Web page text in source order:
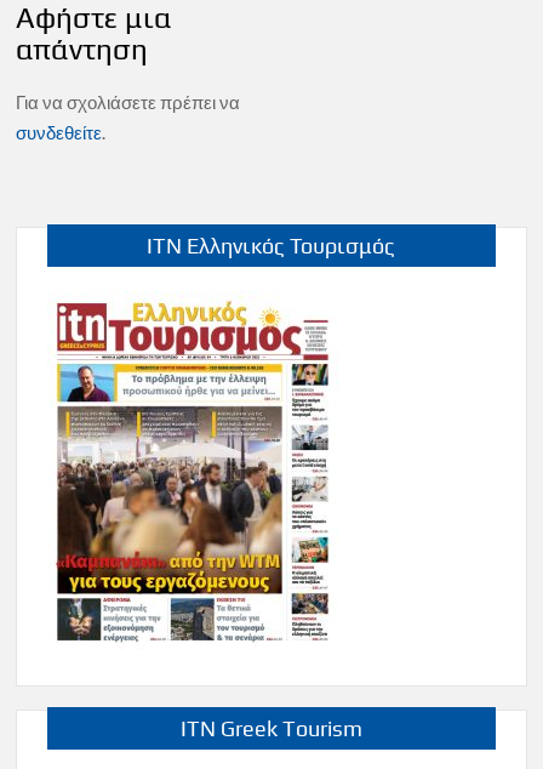
Αφήστε μια
απάντηση
Για να σχολιάσετε πρέπει να
συνδεθείτε.
ITN Ελληνικός Τουρισμός
ITN Greek Tourism